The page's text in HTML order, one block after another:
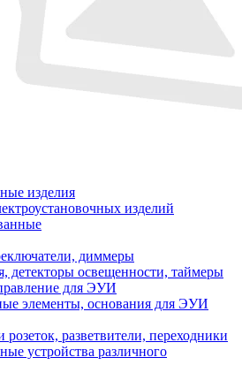
изделия
изделий
диммеры
детекторы освещенности, таймеры
для ЭУИ
элементы, основания для ЭУИ
разветвители, переходники
устройства различного